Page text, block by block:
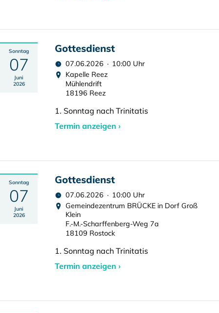
Sonntag
07
Juni
2026
Gottesdienst
07.06.2026 · 10:00 Uhr
Kapelle Reez
Mühlendrift
18196 Reez
1. Sonntag nach Trinitatis
Termin anzeigen ›
Sonntag
07
Juni
2026
Gottesdienst
07.06.2026 · 10:00 Uhr
Gemeindezentrum BRÜCKE in Dorf Groß
Klein
F.-M.-Scharffenberg-Weg 7a
18109 Rostock
1. Sonntag nach Trinitatis
Termin anzeigen ›